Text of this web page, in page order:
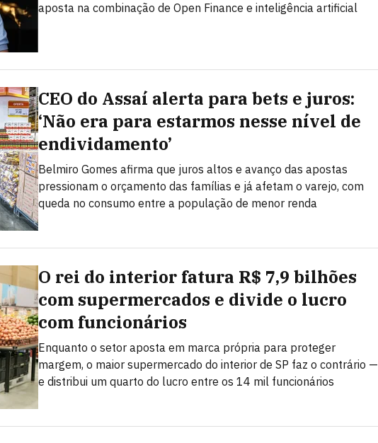
aposta na combinação de Open Finance e inteligência artificial
CEO do Assaí alerta para bets e juros:
‘Não era para estarmos nesse nível de
endividamento’
Belmiro Gomes afirma que juros altos e avanço das apostas
pressionam o orçamento das famílias e já afetam o varejo, com
queda no consumo entre a população de menor renda
O rei do interior fatura R$ 7,9 bilhões
com supermercados e divide o lucro
com funcionários
Enquanto o setor aposta em marca própria para proteger
margem, o maior supermercado do interior de SP faz o contrário —
e distribui um quarto do lucro entre os 14 mil funcionários